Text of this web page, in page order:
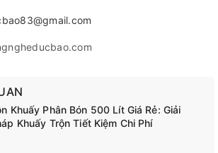
Khuấy Phân Bón 500 Lít Giá Rẻ: Giải
Khuấy Trộn Tiết Kiệm Chi Phí